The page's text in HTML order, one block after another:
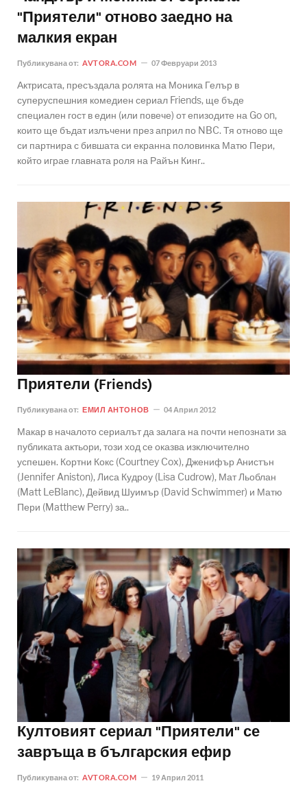
"Приятели" отново заедно на
малкия екран
Публикувана от: AVTORA.COM 07 Февруари 2013
Актрисата, пресъздала ролята на Моника Гелър в
суперуспешния комедиен сериал Friends, ще бъде
специален гост в един (или повече) от епизодите на Go on,
които ще бъдат излъчени през април по NBC. Тя отново ще
си партнира с бившата си екранна половинка Матю Пери,
който играе главната роля на Райън Кинг..
Приятели (Friends)
Публикувана от: ЕМИЛ АНТОНОВ 04 Април 2012
Макар в началото сериалът да залага на почти непознати за
публиката актьори, този ход се оказва изключително
успешен. Кортни Кокс (Courtney Cox), Дженифър Анистън
(Jennifer Aniston), Лиса Кудроу (Lisa Cudrow), Мат Льоблан
(Matt LeBlanc), Дейвид Шуимър (David Schwimmer) и Матю
Пери (Matthew Perry) за..
Култовият сериал "Приятели" се
завръща в българския ефир
Публикувана от: AVTORA.COM 19 Април 2011